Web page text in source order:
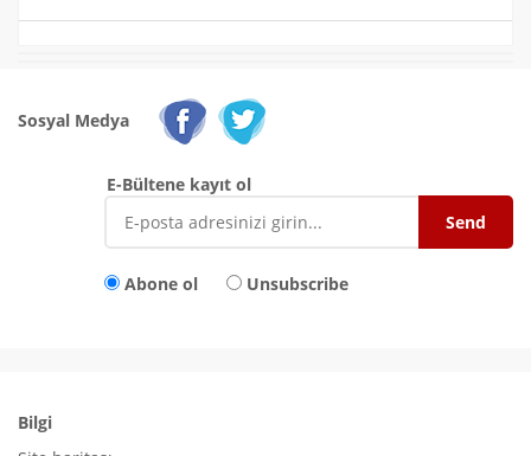
Sosyal Medya
E-Bültene kayıt ol
Abone ol Unsubscribe
Bilgi